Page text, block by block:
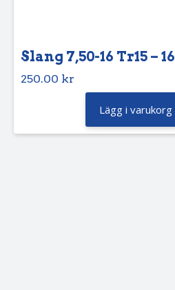
Slang 7,50-16 Tr15 – 16
250.00 kr
Lägg i varukorg